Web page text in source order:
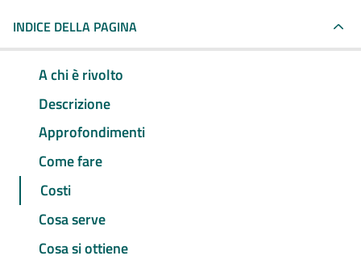
INDICE DELLA PAGINA
A chi è rivolto
Descrizione
Approfondimenti
Come fare
Costi
Cosa serve
Cosa si ottiene